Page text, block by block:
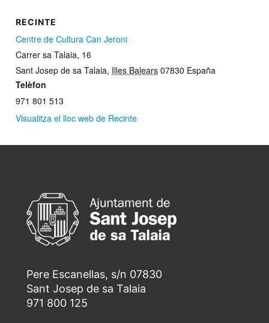
RECINTE
Centre de Cultura Can Jeroni
Carrer sa Talaia, 16
Sant Josep de sa Talaia, Illes Balears 07830 España
Telèfon
971 801 513
Visualitza el lloc web de Recinte
Pere Escanellas, s/n 07830
Sant Josep de sa Talaia
971 800 125